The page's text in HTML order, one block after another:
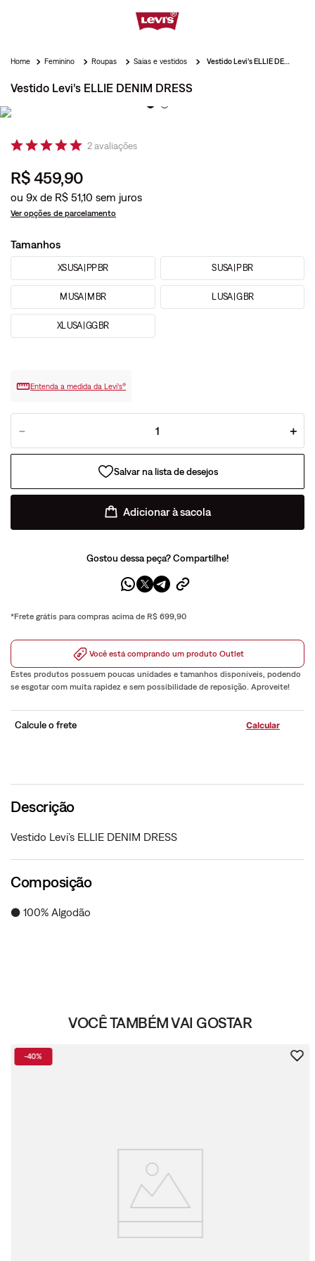
Feminino Roupas Saias e vestidos
Vestido Levi’s ELLIE DENIM DRESS
2avaliações
R$459,90
ou 9x de R$ 51,10
Ver opções de parcelamento
Tamanhos
XS USA | PP BR S USA | P BR
M USA | M BR L USA | G BR
XL USA | GG BR
Entenda a medida da Levi’s®
＋
－
Adicionar à sacola
Gostou dessa peça? Compartilhe!
*Frete grátis para compras acima de R$ 699,90
Você está comprando um produto Outlet
Estes produtos possuem poucas unidades e tamanhos disponíveis, podendo
se esgotar com muita rapidez e sem possibilidade de reposição. Aproveite!
Calcule o frete
Descrição
Vestido Levi’s ELLIE DENIM DRESS
Composição
● 100% Algodão
VOCÊ TAMBÉM VAI GOSTAR
-40%